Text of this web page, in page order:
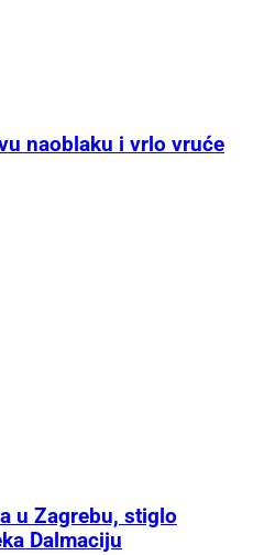
naoblaku i vrlo vruće
u Zagrebu, stiglo
Dalmaciju